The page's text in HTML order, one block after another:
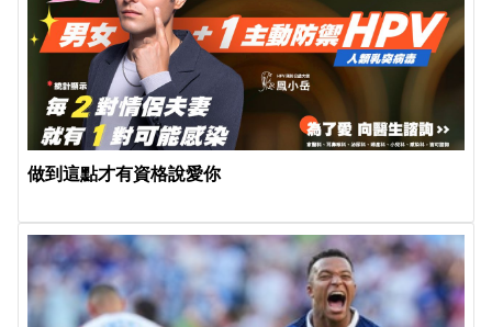
做到這點才有資格說愛你